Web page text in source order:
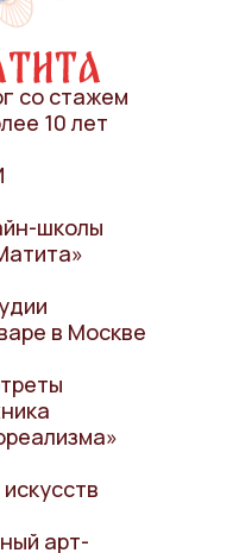
со стажем
10 лет
школы
в Москве
арт-